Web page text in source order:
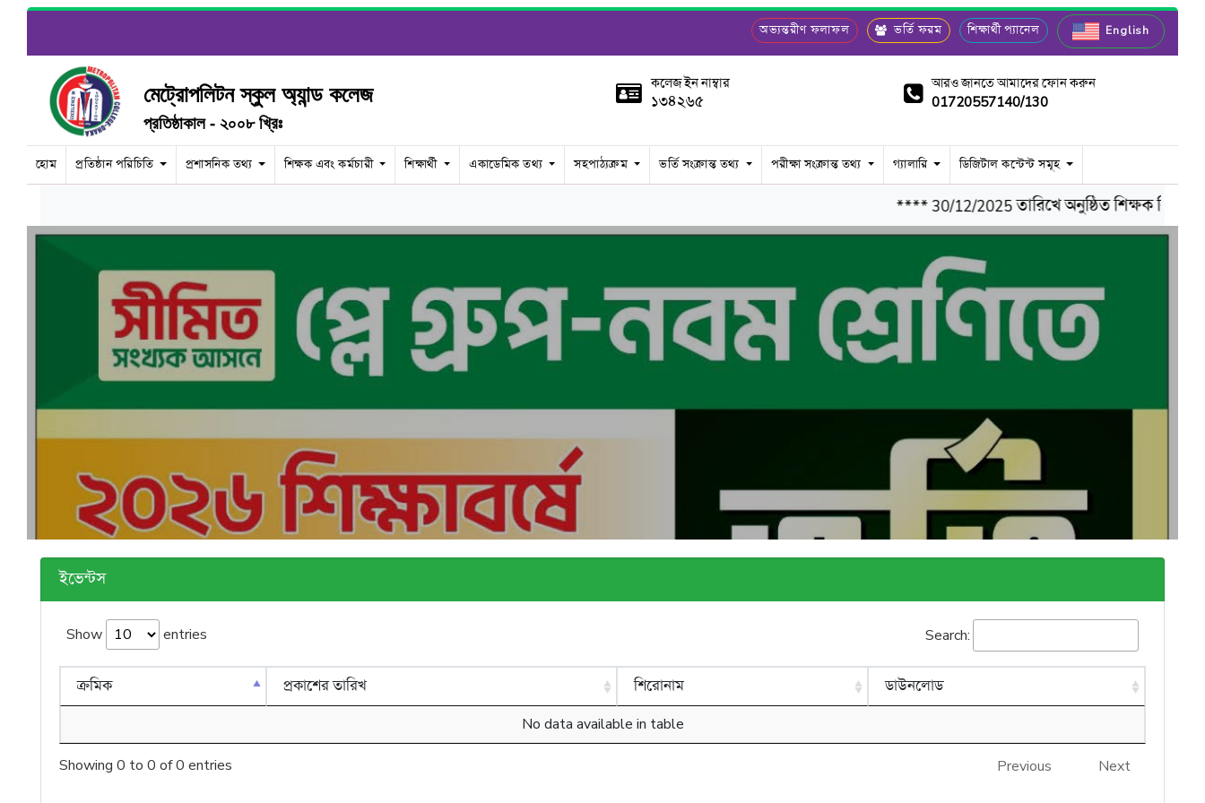
অভ্যন্তরীণ ফলাফল ভর্তি ফরম শিক্ষার্থী প্যানেল English
মেট্রোপলিটন স্কুল অ্যান্ড কলেজ
প্রতিষ্ঠাকাল - ২০০৮ খ্রিঃ
কলেজ ইন নাম্বার
১৩৪২৬৫
আরও জানতে আমাদের ফোন করুন
01720557140/130
হোম প্রতিষ্ঠান পরিচিতি প্রশাসনিক তথ্য শিক্ষক এবং কর্মচারী শিক্ষার্থী একাডেমিক তথ্য সহপাঠ্যক্রম ভর্তি সংক্রান্ত তথ্য পরীক্ষা সংক্রান্ত তথ্য গ্যালারি ডিজিটাল কন্টেন্ট সমূহ
**** 30/12/2025 তারিখে অনুষ্ঠিত শিক্ষক নিয়োগ
ইভেন্টস
Show entries Search:
ক্রমিক প্রকাশের তারিখ শিরোনাম ডাউনলোড
No data available in table
Showing 0 to 0 of 0 entries Previous Next